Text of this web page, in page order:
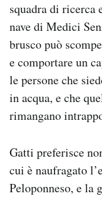
squadra di ricerca
nave di Medici
brusco può
e comportare un
le persone che
in acqua, e che
rimangano
Gatti preferisce
cui è naufragato
Peloponneso, e la